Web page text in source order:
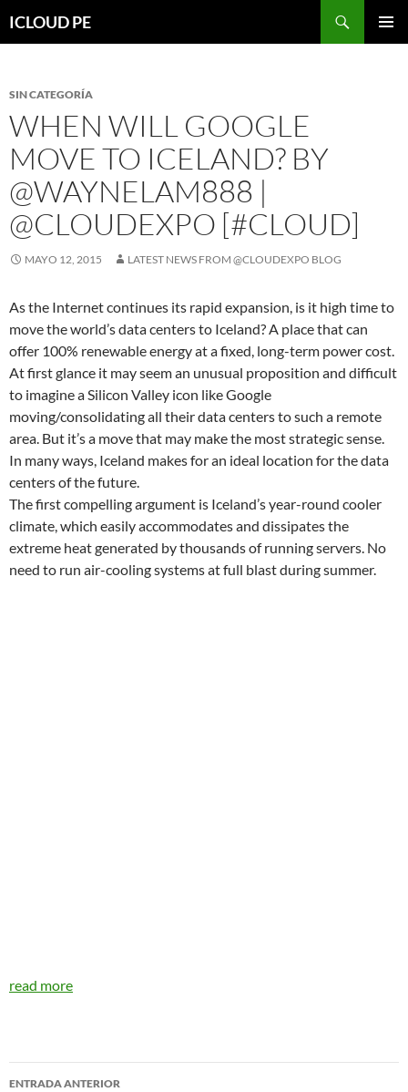
hacia
ICLOUD PE
SIN CATEGORÍA
WHEN WILL GOOGLE
MOVE TO ICELAND? BY
@WAYNELAM888 |
@CLOUDEXPO [#CLOUD]
MAYO 12, 2015 LATEST NEWS FROM @CLOUDEXPO BLOG
As the Internet continues its rapid expansion, is it high time to
move the world’s data centers to Iceland? A place that can
offer 100% renewable energy at a fixed, long-term power cost.
At first glance it may seem an unusual proposition and difficult
to imagine a Silicon Valley icon like Google
moving/consolidating all their data centers to such a remote
area. But it’s a move that may make the most strategic sense.
In many ways, Iceland makes for an ideal location for the data
centers of the future.
The first compelling argument is Iceland’s year-round cooler
climate, which easily accommodates and dissipates the
extreme heat generated by thousands of running servers. No
need to run air-cooling systems at full blast during summer.
read more
Navegador
ENTRADA ANTERIOR